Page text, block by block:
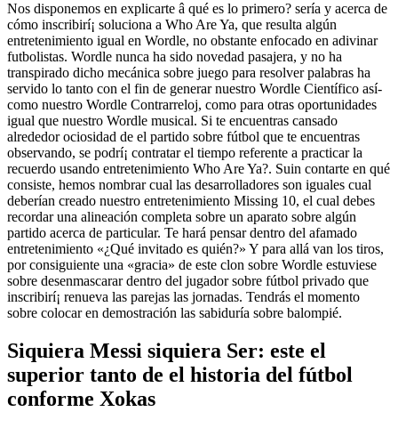
Nos disponemos en explicarte â qué es lo primero? serí­a y acerca de
cómo inscribirí¡ soluciona a Who Are Ya, que resulta algún
entretenimiento igual en Wordle, no obstante enfocado en adivinar
futbolistas. Wordle nunca ha sido novedad pasajera, y no ha
transpirado dicho mecánica sobre juego para resolver palabras ha
servido lo tanto con el fin de generar nuestro Wordle Científico así­
como nuestro Wordle Contrarreloj, como para otras oportunidades
igual que nuestro Wordle musical. Si te encuentras cansado
alrededor ociosidad de el partido sobre fútbol que te encuentras
observando, se podrí¡ contratar el tiempo referente a practicar la
recuerdo usando entretenimiento Who Are Ya?. Suin contarte en qué
consiste, hemos nombrar cual las desarrolladores son iguales cual
deberían creado nuestro entretenimiento Missing 10, el cual debes
recordar una alineación completa sobre un aparato sobre algún
partido acerca de particular. Te hará pensar dentro del afamado
entretenimiento «¿Qué invitado es quién?» Y para allá van los tiros,
por consiguiente una «gracia» de este clon sobre Wordle estuviese
sobre desenmascarar dentro del jugador sobre fútbol privado que
inscribirí¡ renueva las parejas las jornadas. Tendrás el momento
sobre colocar en demostración las sabiduría sobre balompié.
Siquiera Messi siquiera Ser: este el
superior tanto de el historia del fútbol
conforme Xokas